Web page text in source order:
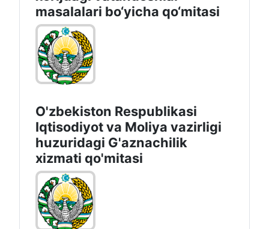
masalalari bo‘yicha qo‘mitasi
O'zbekiston Respublikasi
Iqtisodiyot vа Moliya vazirligi
huzuridagi G'aznachilik
xizmati qo'mitasi